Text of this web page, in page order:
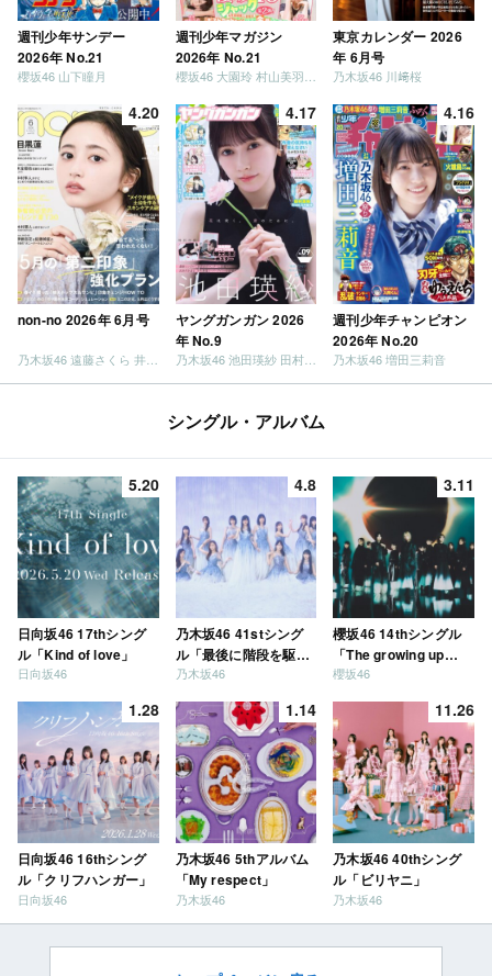
週刊少年サンデー
2026年 No.21
櫻坂46 山下瞳月
週刊少年マガジン
2026年 No.21
東京カレンダー 2026
年 6月号
乃木坂46 川﨑桜
4.20
non-no 2026年 6月号
4.17
ヤングガンガン 2026
年 No.9
乃木坂46 池田瑛紗 田村真佑
4.16
週刊少年チャンピオン
2026年 No.20
乃木坂46 増田三莉音
シングル・アルバム
5.20
日向坂46 17thシング
ル「Kind of love」
日向坂46
4.8
乃木坂46 41stシング
ル「最後に階段を駆け
上がったのはいつ
乃木坂46
3.11
櫻坂46 14thシングル
「The growing up
train」
櫻坂46
1.28
日向坂46 16thシング
ル「クリフハンガー」
日向坂46
1.14
乃木坂46 5thアルバム
「My respect」
乃木坂46
11.26
乃木坂46 40thシング
ル「ビリヤニ」
乃木坂46